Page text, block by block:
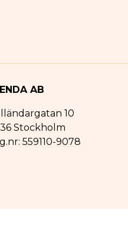
AB
10
36 Stockholm
559110-9078